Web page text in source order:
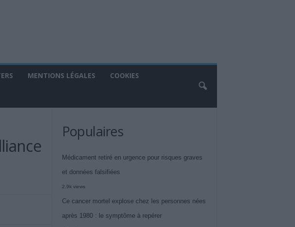
MENTIONS LÉGALES COOKIES
Populaires
Médicament retiré en urgence pour risques graves
et données falsifiées
2.9k views
Ce cancer mortel explose chez les personnes nées
après 1980 : le symptôme à repérer